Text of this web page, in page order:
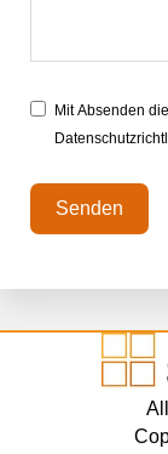
Mit Absenden
Senden